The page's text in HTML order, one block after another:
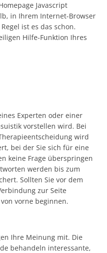
Javascript
in Ihrem Internet-Browser
ist es das schon.
Hilfe-Funktion Ihres
Experten oder einer
vorstellen wird. Bei
wird
bei der Sie sich für eine
keine Frage überspringen
werden bis zum
Sollten Sie vor dem
zur Seite
vorne beginnen.
Ihre Meinung mit. Die
behandeln interessante,